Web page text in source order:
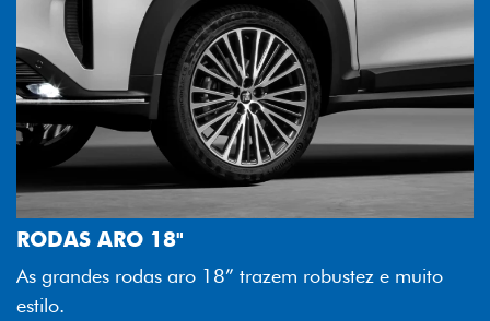
18"
aro 18” trazem robustez e muito
FAROL FULL
Tecnologia dos
economia para